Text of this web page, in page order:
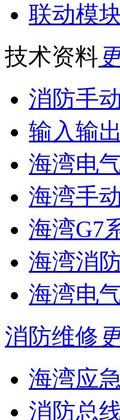
联动模
技术资料
消防手
输入输
海湾电
海湾手
海湾G7
海湾消
海湾电
消防维修
海湾应
消防总